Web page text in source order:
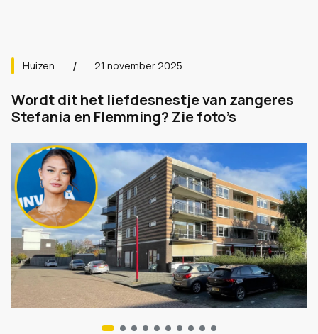
Huizen 21 november 2025
Wordt dit het liefdesnestje van zangeres
Stefania en Flemming? Zie foto’s